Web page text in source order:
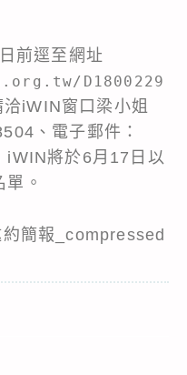
前逕至網址
D1800229
iWIN窗口梁小姐
、電子郵件：
將於6月17日以
。
簡報_compressed